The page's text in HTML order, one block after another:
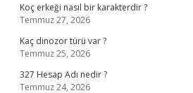
Koç erkeği nasıl bir karakterdir ?
Temmuz 27, 2026
Kaç dinozor türü var ?
Temmuz 25, 2026
327 Hesap Adı nedir ?
Temmuz 24, 2026